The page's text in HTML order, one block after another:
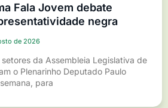
Fala Jovem debate
negra
de 2026
da Assembleia Legislativa de
o Plenarinho Deputado Paulo
para